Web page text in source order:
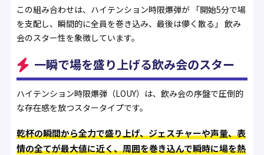
この組み合わせは、ハイテンション時限爆弾が 「開始5分で場
を支配し、瞬間的に全員を巻き込み、最後は儚く散る」 飲み
会のスター性を象徴しています。
一瞬で場を盛り上げる飲み会のスター
ハイテンション時限爆弾（LOUY）は、飲み会の序盤で圧倒的
な存在感を放つスタータイプです。
乾杯の瞬間から全力で盛り上げ、ジェスチャーや声量、表
情の全てが最大値に近く、周囲を巻き込んで瞬時に場を熱